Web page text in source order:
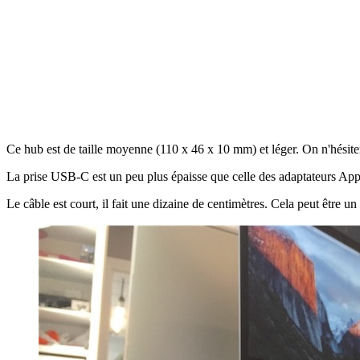
Ce hub est de taille moyenne (110 x 46 x 10 mm) et léger. On
La prise USB-C est un peu plus épaisse que celle des adaptateurs
Le câble est court, il fait une dizaine de centimètres. Cela peut être